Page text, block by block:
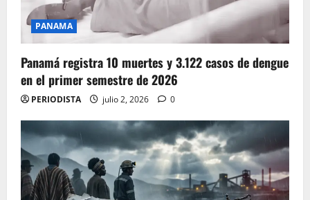
PANAMA
Panamá registra 10 muertes y 3.122 casos de dengue
en el primer semestre de 2026
PERIODISTA julio 2, 2026 0